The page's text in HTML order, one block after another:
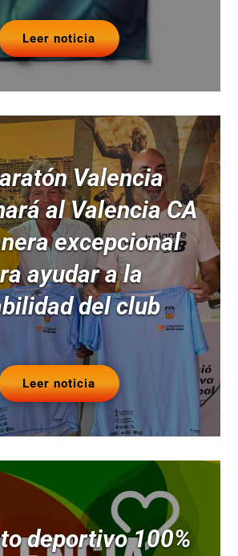
Leer noticia
Valencia
al Valencia CA
excepcional
ayudar a la
del club
Leer noticia
deportivo 100%